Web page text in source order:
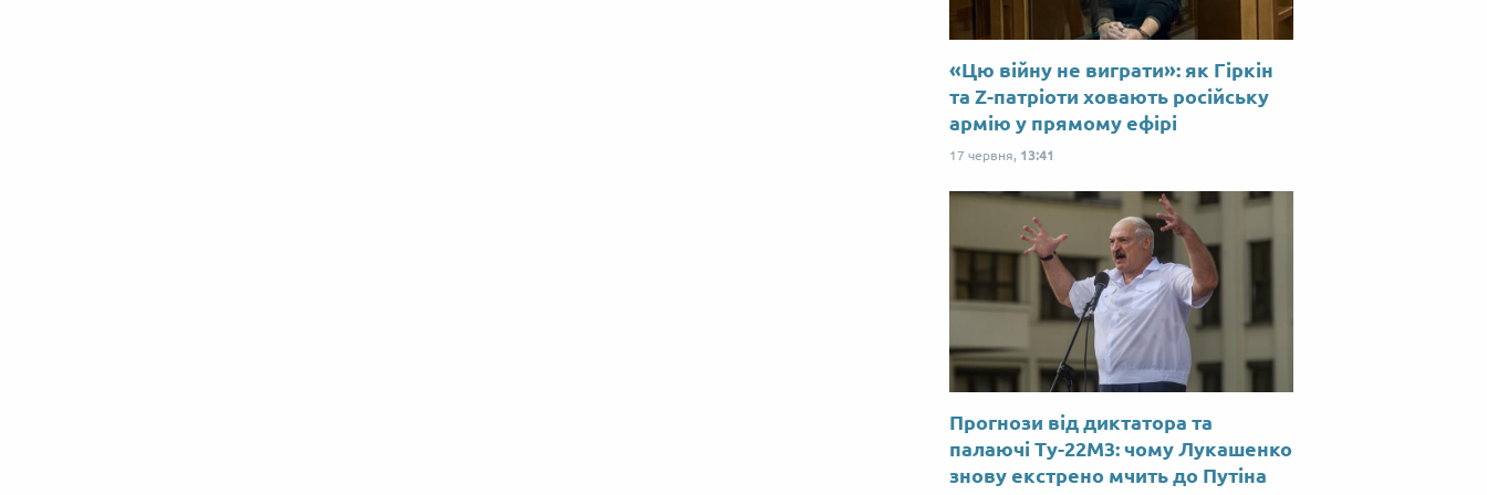
«Цю війну не виграти»: як Гіркін
та Z-патріоти ховають російську
армію у прямому ефірі
17 червня, 13:41
Прогнози від диктатора та
палаючі Ту-22М3: чому Лукашенко
знову екстрено мчить до Путіна